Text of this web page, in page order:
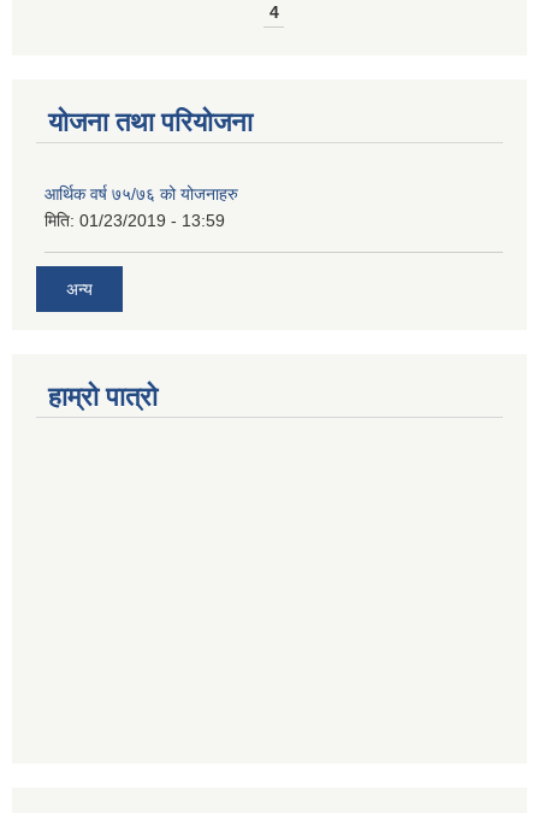
4
योजना तथा परियोजना
आर्थिक वर्ष ७५/७६ को योजनाहरु
मिति: 01/23/2019 - 13:59
अन्य
हाम्रो पात्रो